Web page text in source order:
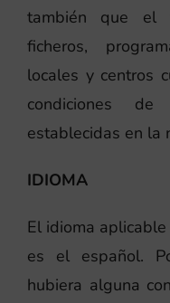
también que el
ficheros,
locales y centros
condiciones
establecidas en la
IDIOMA
El idioma
es el español.
hubiera alguna